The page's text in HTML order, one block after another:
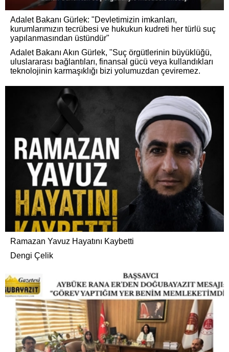
Adalet Bakanı Gürlek: "Devletimizin imkanları,
kurumlarımızın tecrübesi ve hukukun kudreti her türlü suç
yapılanmasından üstündür"
Adalet Bakanı Akın Gürlek, "Suç örgütlerinin büyüklüğü,
uluslararası bağlantıları, finansal gücü veya kullandıkları
teknolojinin karmaşıklığı bizi yolumuzdan çeviremez.
Ramazan Yavuz Hayatını Kaybetti
Dengi Çelik